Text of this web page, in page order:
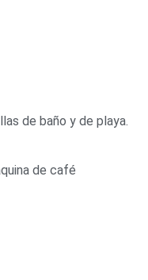
de baño y de playa.
de café